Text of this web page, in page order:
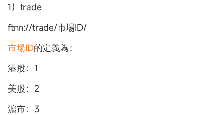
1）trade
ftnn://trade/市場ID/
市場ID的定義為：
港股：1
美股：2
滬市：3